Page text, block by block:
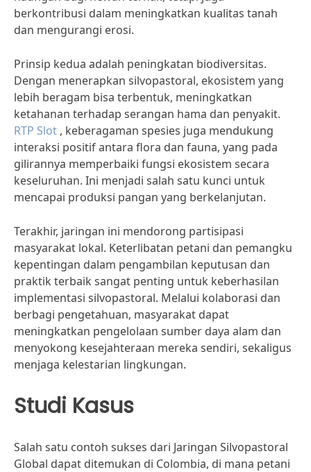
berkontribusi dalam meningkatkan kualitas tanah
dan mengurangi erosi.
Prinsip kedua adalah peningkatan biodiversitas.
Dengan menerapkan silvopastoral, ekosistem yang
lebih beragam bisa terbentuk, meningkatkan
ketahanan terhadap serangan hama dan penyakit.
RTP Slot , keberagaman spesies juga mendukung
interaksi positif antara flora dan fauna, yang pada
gilirannya memperbaiki fungsi ekosistem secara
keseluruhan. Ini menjadi salah satu kunci untuk
mencapai produksi pangan yang berkelanjutan.
Terakhir, jaringan ini mendorong partisipasi
masyarakat lokal. Keterlibatan petani dan pemangku
kepentingan dalam pengambilan keputusan dan
praktik terbaik sangat penting untuk keberhasilan
implementasi silvopastoral. Melalui kolaborasi dan
berbagi pengetahuan, masyarakat dapat
meningkatkan pengelolaan sumber daya alam dan
menyokong kesejahteraan mereka sendiri, sekaligus
menjaga kelestarian lingkungan.
Studi Kasus
Salah satu contoh sukses dari Jaringan Silvopastoral
Global dapat ditemukan di Colombia, di mana petani